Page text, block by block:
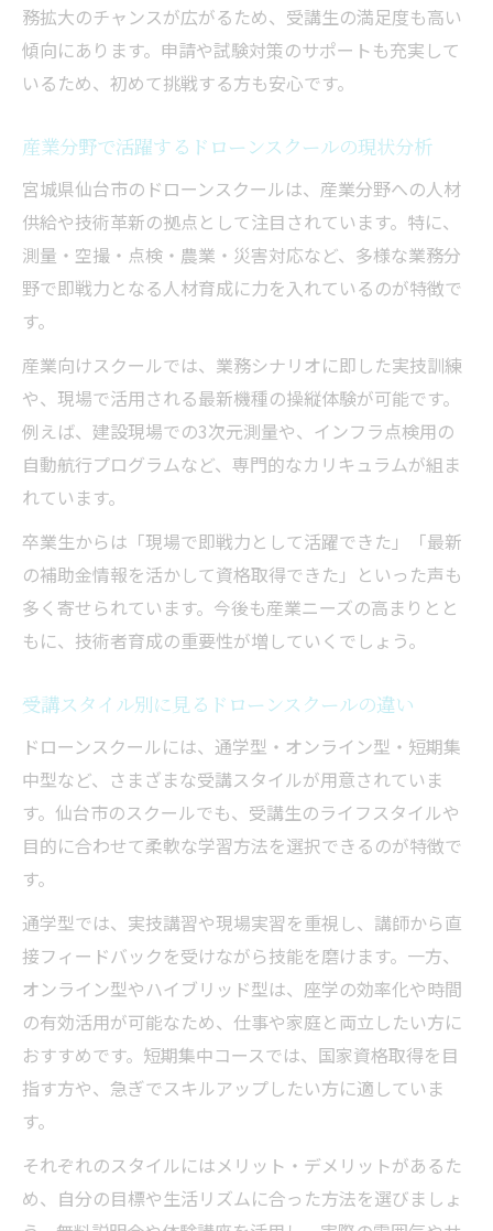
国家資格合格を目指すための学習ステップ
とは
新技術対応講習の受講から試験対策までの
ント
ドローンスクール受講後の申請・手続きの
流れ
務拡大のチャンスが広がるため、受講生の満足度も高い
傾向にあります。申請や試験対策のサポートも充実して
いるため、初めて挑戦する方も安心です。
産業分野で活躍するドローンスクールの現状分析
宮城県仙台市のドローンスクールは、産業分野への人材
供給や技術革新の拠点として注目されています。特に、
測量・空撮・点検・農業・災害対応など、多様な業務分
野で即戦力となる人材育成に力を入れているのが特徴で
す。
産業向けスクールでは、業務シナリオに即した実技訓練
や、現場で活用される最新機種の操縦体験が可能です。
例えば、建設現場での3次元測量や、インフラ点検用の
自動航行プログラムなど、専門的なカリキュラムが組ま
れています。
卒業生からは「現場で即戦力として活躍できた」「最新
の補助金情報を活かして資格取得できた」といった声も
多く寄せられています。今後も産業ニーズの高まりとと
もに、技術者育成の重要性が増していくでしょう。
受講スタイル別に見るドローンスクールの違い
ドローンスクールには、通学型・オンライン型・短期集
中型など、さまざまな受講スタイルが用意されていま
す。仙台市のスクールでも、受講生のライフスタイルや
目的に合わせて柔軟な学習方法を選択できるのが特徴で
す。
通学型では、実技講習や現場実習を重視し、講師から直
接フィードバックを受けながら技能を磨けます。一方、
オンライン型やハイブリッド型は、座学の効率化や時間
の有効活用が可能なため、仕事や家庭と両立したい方に
おすすめです。短期集中コースでは、国家資格取得を目
指す方や、急ぎでスキルアップしたい方に適していま
す。
それぞれのスタイルにはメリット・デメリットがあるた
め、自分の目標や生活リズムに合った方法を選びましょ